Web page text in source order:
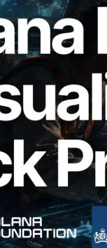
Block
tempo de
e o validador